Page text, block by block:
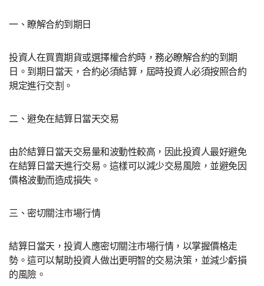
一、瞭解合約到期日
投資人在買賣期貨或選擇權合約時，務必瞭解合約的到期
日。到期日當天，合約必須結算，屆時投資人必須按照合約
規定進行交割。
二、避免在結算日當天交易
由於結算日當天交易量和波動性較高，因此投資人最好避免
在結算日當天進行交易。這樣可以減少交易風險，並避免因
價格波動而造成損失。
三、密切關注市場行情
結算日當天，投資人應密切關注市場行情，以掌握價格走
勢。這可以幫助投資人做出更明智的交易決策，並減少虧損
的風險。